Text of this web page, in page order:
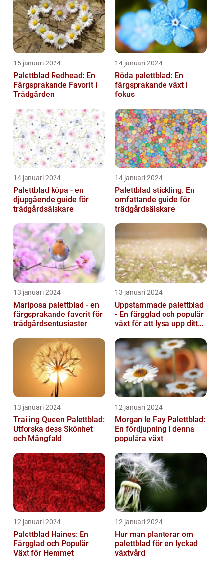
15 januari 2024
Palettblad Redhead: En
Färgsprakande Favorit i
Trädgården
14 januari 2024
Röda palettblad: En
färgsprakande växt i
fokus
14 januari 2024
Palettblad köpa - en
djupgående guide för
trädgårdsälskare
14 januari 2024
Palettblad stickling: En
omfattande guide för
trädgårdsälskare
13 januari 2024
Mariposa palettblad - en
färgsprakande favorit för
trädgårdsentusiaster
13 januari 2024
Uppstammade palettblad
- En färgglad och populär
växt för att lysa upp ditt
13 januari 2024
Trailing Queen Palettblad:
Utforska dess Skönhet
och Mångfald
12 januari 2024
Morgan le Fay Palettblad:
En fördjupning i denna
populära växt
12 januari 2024
Palettblad Haines: En
Färgglad och Populär
Växt för Hemmet
12 januari 2024
Hur man planterar om
palettblad för en lyckad
växtvård